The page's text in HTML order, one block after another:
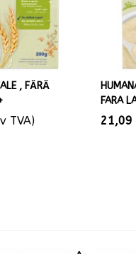
, FĂRĂ
TVA)
FARA
21,09